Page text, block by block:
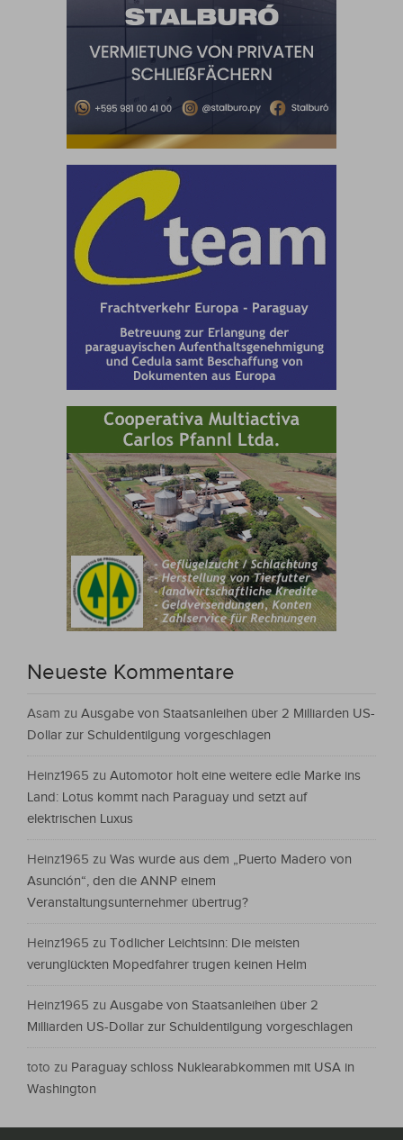
Neueste Kommentare
Asam zu Ausgabe von Staatsanleihen über 2 Milliarden US-
Dollar zur Schuldentilgung vorgeschlagen
Heinz1965 zu Automotor holt eine weitere edle Marke ins
Land: Lotus kommt nach Paraguay und setzt auf
elektrischen Luxus
Heinz1965 zu Was wurde aus dem „Puerto Madero von
Asunción“, den die ANNP einem
Veranstaltungsunternehmer übertrug?
Heinz1965 zu Tödlicher Leichtsinn: Die meisten
verunglückten Mopedfahrer trugen keinen Helm
Heinz1965 zu Ausgabe von Staatsanleihen über 2
Milliarden US-Dollar zur Schuldentilgung vorgeschlagen
toto zu Paraguay schloss Nuklearabkommen mit USA in
Washington